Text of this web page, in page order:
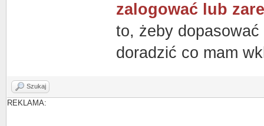
zalogować lub
to, żeby dopasować
doradzić co mam
Szukaj
REKLAMA: